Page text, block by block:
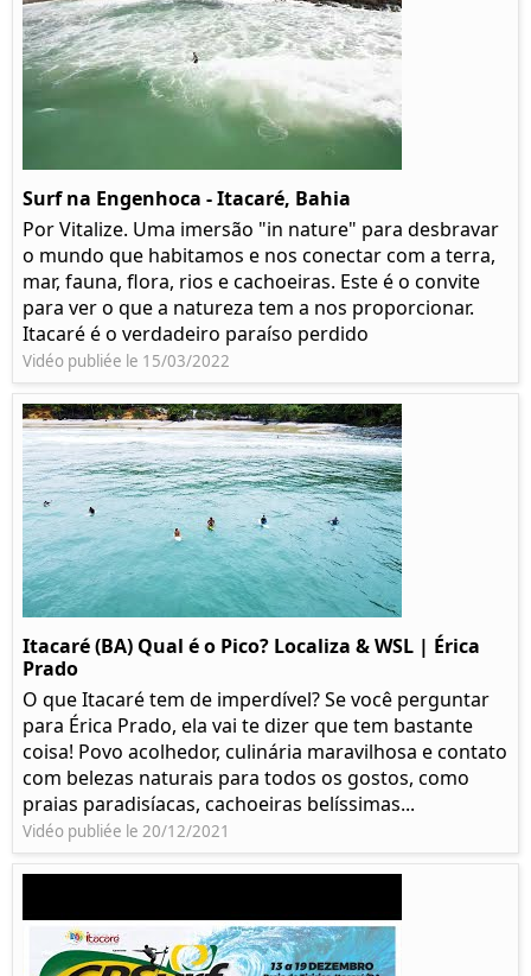
Surf na Engenhoca - Itacaré, Bahia
Por Vitalize. Uma imersão "in nature" para desbravar
o mundo que habitamos e nos conectar com a terra,
mar, fauna, flora, rios e cachoeiras. Este é o convite
para ver o que a natureza tem a nos proporcionar.
Itacaré é o verdadeiro paraíso perdido
Vidéo publiée le 15/03/2022
Itacaré (BA) Qual é o Pico? Localiza & WSL | Érica
Prado​
O que Itacaré tem de imperdível? Se você perguntar
para Érica Prado, ela vai te dizer que tem bastante
coisa!​ Povo acolhedor, culinária maravilhosa e contato
com belezas naturais para todos os gostos, como
praias paradisíacas, cachoeiras belíssimas...
Vidéo publiée le 20/12/2021